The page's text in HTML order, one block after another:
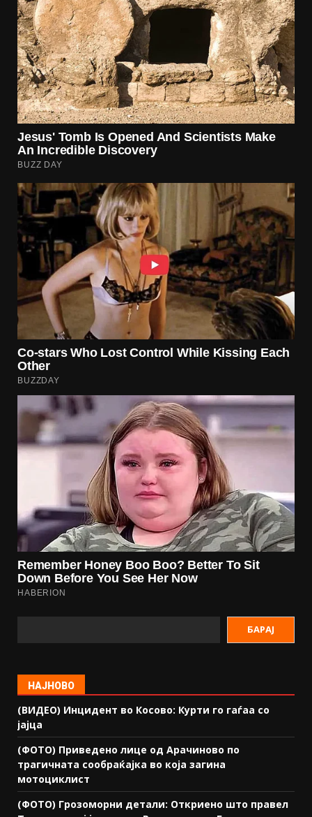
БАРАЈ
НАЈНОВО
(ВИДЕО) Инцидент во Косово: Курти го гаѓаа со
јајца
(ФОТО) Приведено лице од Арачиново по
трагичната сообраќајка во која загина
мотоциклист
(ФОТО) Грозоморни детали: Откриено што правел